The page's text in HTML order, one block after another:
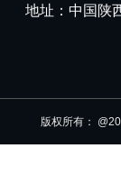
地址：中国陕
版权所有：